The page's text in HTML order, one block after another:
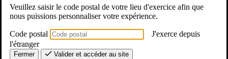
NB : L’ordonnancement des voeux se fait directement dans le
tableau des supports cette année (indiquer le rang du vœu en
Pour toute question, permanence ce week-end : 0565426315 ou
12@se-unsa.org.
Veuillez saisir le code postal de votre lieu d'exercice afin que
nous puissions personnaliser votre expérience.
Code postal
J'exerce depuis
l'étranger
Fermer Valider et accéder au site